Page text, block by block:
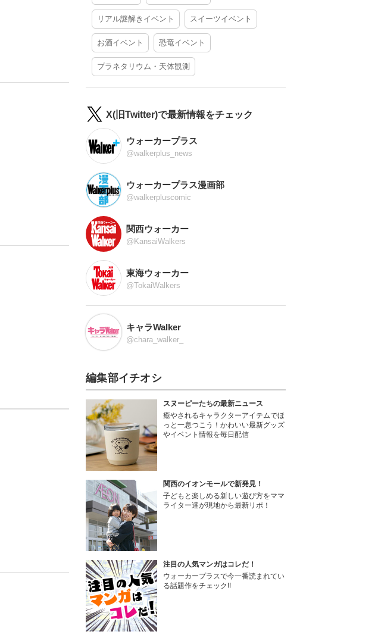
リアル謎解きイベント スイーツイベント
お酒イベント 恐竜イベント
プラネタリウム・天体観測
X(旧Twitter)で最新情報をチェック
ウォーカープラス
@walkerplus_news
ウォーカープラス漫画部
@walkerpluscomic
関西ウォーカー
@KansaiWalkers
東海ウォーカー
@TokaiWalkers
キャラWalker
@chara_walker_
編集部イチオシ
スヌーピーたちの最新ニュース
癒やされるキャラクターアイテムでほ
っと一息つこう！かわいい最新グッズ
やイベント情報を毎日配信
関西のイオンモールで新発見！
子どもと楽しめる新しい遊び方をママ
ライター達が現地から最新リポ！
注目の人気マンガはコレだ！
ウォーカープラスで今一番読まれてい
る話題作をチェック!!